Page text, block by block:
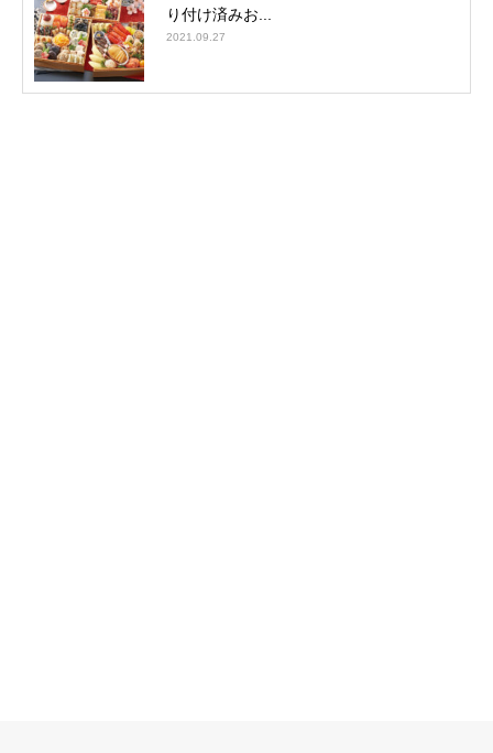
り付け済みお...
2021.09.27